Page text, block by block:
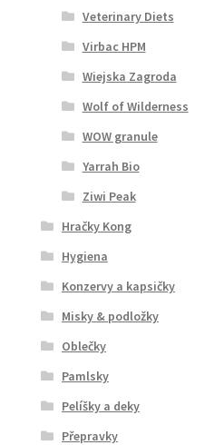
Veterinary Diets
Virbac HPM
Wiejska Zagroda
Wolf of Wilderness
WOW granule
Yarrah Bio
Ziwi Peak
Hračky Kong
Hygiena
Konzervy a kapsičky
Misky & podložky
Oblečky
Pamlsky
Pelíšky a deky
Přepravky